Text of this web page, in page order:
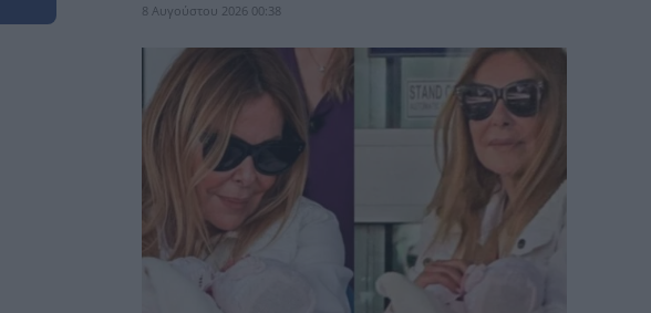
8 Αυγούστου 2026 00:38